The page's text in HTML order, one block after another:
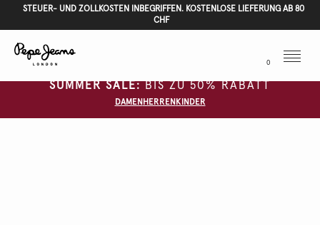
STEUER- UND ZOLLKOSTEN INBEGRIFFEN. KOSTENLOSE LIEFERUNG AB 80
CHF
0
Menu
SUMMER SALE:BIS ZU 50% RABATT
DAMEN HERREN KINDER